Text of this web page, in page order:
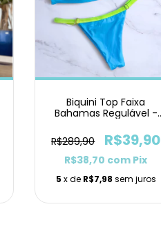
Biquini Top Faixa
Bahamas Regulável -
R$289,90
R$39,90
R$38,70 com Pix
5 x de R$7,98 sem juros